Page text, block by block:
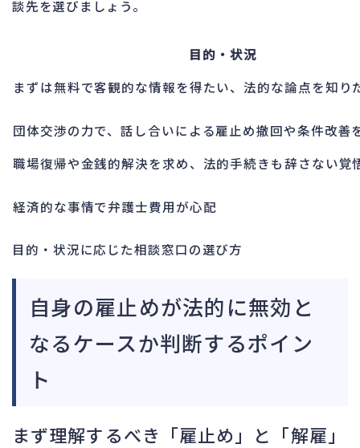
談先を選びましょう。
目的・状況
まずは無料で客観的な情報を得たい、法的な論点を知り
団体交渉の力で、話し合いによる雇止め撤回や条件改善
職場復帰や金銭的解決を求め、法的手続きも辞さない覚
経済的な事情で弁護士費用が心配
目的・状況に応じた相談窓口の選び方
自身の雇止めが法的に無効と
なるケースか判断するポイン
ト
まず理解するべき「雇止め」と「解雇」